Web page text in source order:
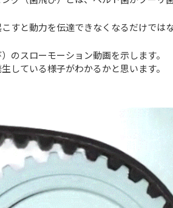
すと動力を伝達できなくなるだけでは
のスローモーション動画を示します。
している様子がわかるかと思います。